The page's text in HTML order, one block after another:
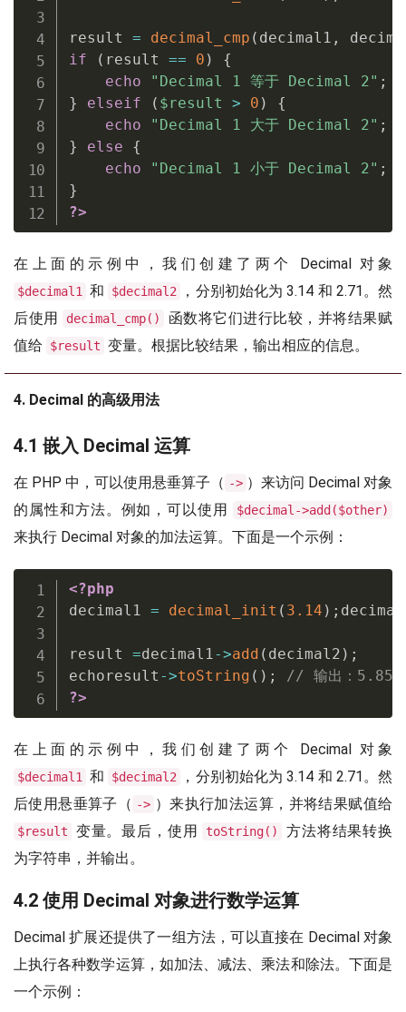
result = decimal_cmp ( decimal1 ,
if
( result == 0 )
{
echo
"Decimal 1 等于 Decimal 2" ;
}
elseif ( $result > 0 )
{
echo
"Decimal 1 大于 Decimal 2" ;
}
else
{
echo
"Decimal 1 小于 Decimal 2" ;
}
?>
在上面的示例中，我们创建了两个 Decimal 对象
$decimal1 和 $decimal2
，分别初始化为 3.14 和 2.71。然
后使用
decimal_cmp()
函数将它们进行比较，并将结果赋
值给 $result 变量。根据比较结果，输出相应的信息。
4. Decimal 的高级用法
4.1 嵌入 Decimal 运算
在 PHP 中，可以使用悬垂算子（ -> ）来访问 Decimal 对象
的属性和方法。例如，可以使用
$decimal->add($other)
来执行 Decimal 对象的加法运算。下面是一个示例：
<?php
decimal1 = decimal_init ( 3.14 ) ;
result =decimal1->add ( decimal2 ) ;
echoresult ->toString ( ) ;
// 输出：5.85
?>
在上面的示例中，我们创建了两个 Decimal 对象
$decimal1 和 $decimal2
，分别初始化为 3.14 和 2.71。然
后使用悬垂算子（ -> ）来执行加法运算，并将结果赋值给
$result 变量。最后，使用 toString()
方法将结果转换
为字符串，并输出。
4.2 使用 Decimal 对象进行数学运算
Decimal 扩展还提供了一组方法，可以直接在 Decimal 对象
上执行各种数学运算，如加法、减法、乘法和除法。下面是
一个示例：